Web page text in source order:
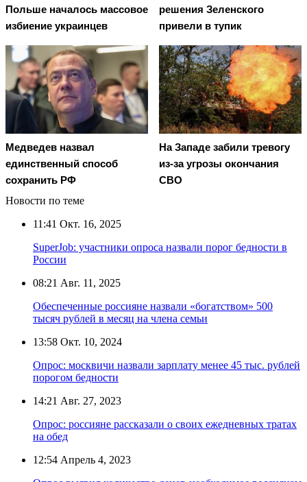
Польше началось массовое
избиение украинцев
решения Зеленского
привели в тупик
Медведев назвал
единственный способ
сохранить РФ
На Западе забили тревогу
из-за угрозы окончания
СВО
Новости по теме
11:41 Окт. 16, 2025
SuperJob: участники опроса назвали порог бедности в
России
08:21 Авг. 11, 2025
Обеспеченные россияне назвали «богатством» 500
тысяч рублей в месяц на члена семьи
13:58 Окт. 10, 2024
Опрос: москвичи назвали зарплату менее 45 тыс. рублей
порогом бедности
14:21 Авг. 27, 2023
Опрос: россияне рассказали о своих ежедневных тратах
на обед
12:54 Апрель 4, 2023